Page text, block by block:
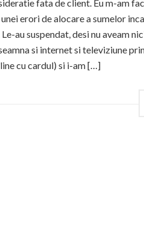
fata de client. Eu m-am
erori de alocare a sumelor
au suspendat, desi nu aveam
si internet si televiziune
cu cardul) si i-am […]